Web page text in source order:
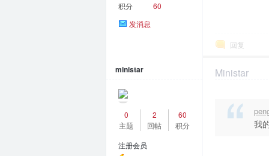
积分
60
发消息
回复
ministar
0
主题
2
回帖
60
积分
注册会员
Ministar
我